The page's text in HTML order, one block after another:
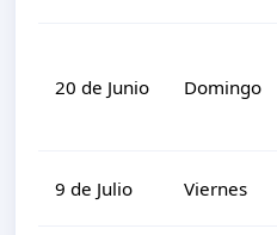
20 de Junio Domingo
9 de Julio Viernes